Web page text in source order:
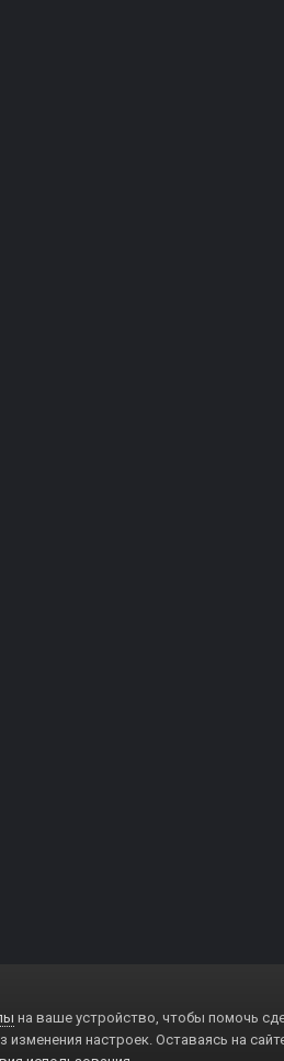
на ваше устройство, чтобы помочь
изменения настроек. Оставаясь на